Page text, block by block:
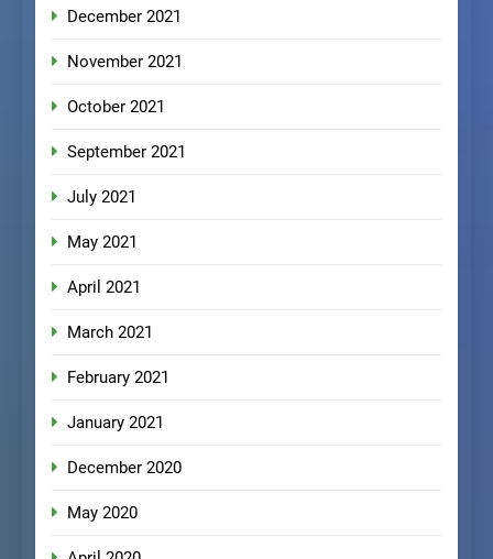
December 2021
November 2021
October 2021
September 2021
July 2021
May 2021
April 2021
March 2021
February 2021
January 2021
December 2020
May 2020